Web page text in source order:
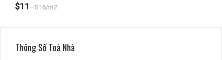
$11 $16/m2
Thông Số Toà Nhà